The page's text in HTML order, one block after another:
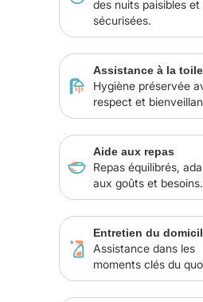
des nuits paisibles et
sécurisées.
Assistance à la
Hygiène préservée
respect et
Aide aux repas
Repas équilibrés,
aux goûts et besoins.
Entretien du
Assistance dans les
moments clés du